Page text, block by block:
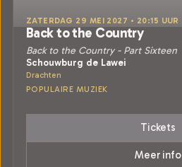
ZATERDAG 29 MEI 2027 • 20:15 UUR
Back to the Country
Back to the Country - Part Sixteen
Schouwburg de Lawei
Drachten
POPULAIRE MUZIEK
Tickets
Meer info